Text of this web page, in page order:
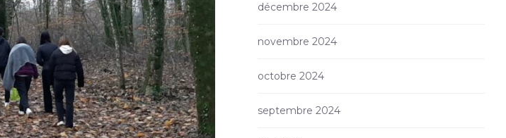
décembre 2024
novembre 2024
octobre 2024
septembre 2024